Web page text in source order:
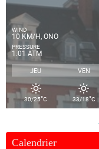
WIND
10 KM/H, ONO
PRESSURE
1.01 ATM
JEU VEN
30/25°C 33/18°C
Calendrier